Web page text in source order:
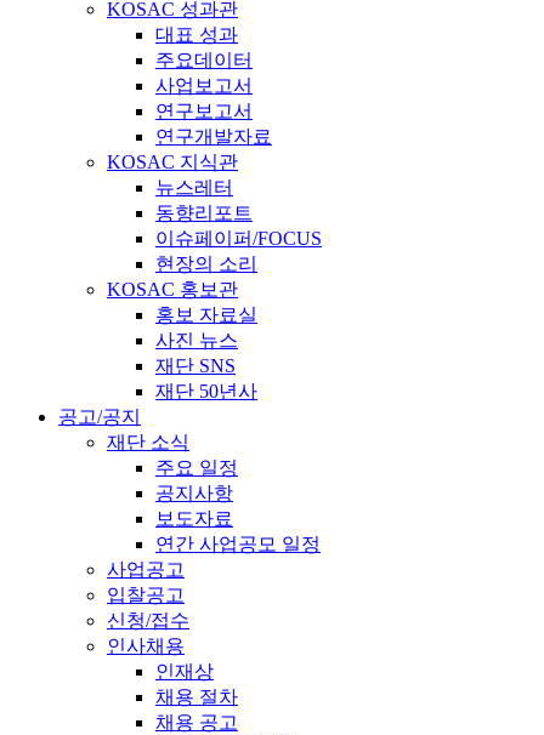
KOSAC 성과관
대표 성과
주요데이터
사업보고서
연구보고서
연구개발자료
KOSAC 지식관
뉴스레터
동향리포트
이슈페이퍼/FOCUS
현장의 소리
KOSAC 홍보관
홍보 자료실
사진 뉴스
재단 SNS
재단 50년사
공고/공지
재단 소식
주요 일정
공지사항
보도자료
연간 사업공모 일정
사업공고
입찰공고
신청/접수
인사채용
인재상
채용 절차
채용 공고